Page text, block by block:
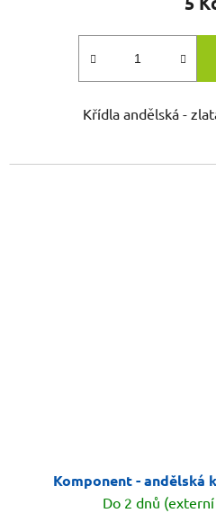
Křídla andělská -
Komponent - andělská
Do 2 dnů (externí